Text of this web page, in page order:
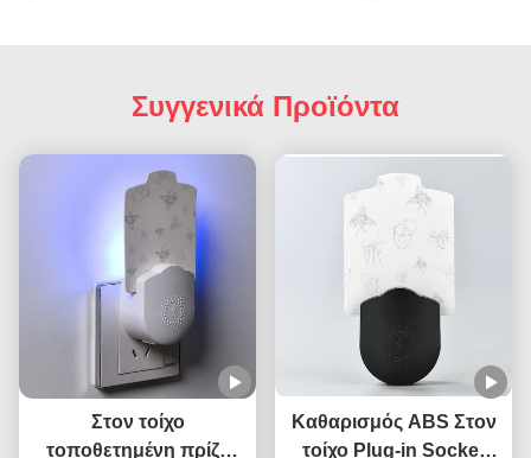
Συγγενικά Προϊόντα
Στον τοίχο
τοποθετημένη πρίζα
Καθαρισμός ABS Στον
τοίχο Plug-in Socket